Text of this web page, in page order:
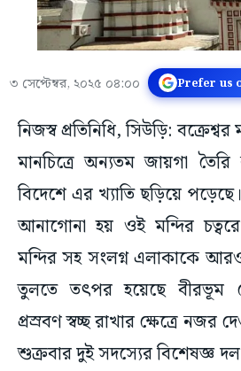
৩ সেপ্টেম্বর, ২০২৫ ০৪:০০ Prefer us
নিজস্ব প্রতিনিধি, সিউড়ি:
মানচিত্রে অন্যতম জায়গা
বিদেশে এর খ্যাতি ছড়িয়ে
আনাগোনা হয় ওই মন্দির
মন্দির সহ সংলগ্ন এলাকাকে
তুলতে তৎপর হয়েছে বীরভূম
প্রস্রবণ স্বচ্ছ রাখার ক্ষেত্রে নজর
শুক্রবার দুই সদস্যের বিশেষজ্ঞ দল